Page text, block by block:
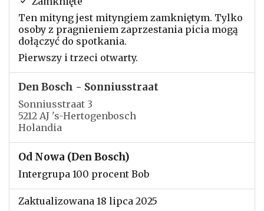
Ten mityng jest mityngiem zamkniętym. Tylko
osoby z pragnieniem zaprzestania picia mogą
dołączyć do spotkania.
Pierwszy i trzeci otwarty.
Den Bosch - Sonniusstraat
Sonniusstraat 3
5212 AJ 's-Hertogenbosch
Holandia
Od Nowa (Den Bosch)
Intergrupa 100 procent Bob
Zaktualizowana 18 lipca 2025